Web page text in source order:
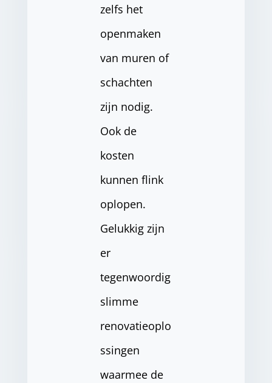
zelfs het
openmaken
van muren of
schachten
zijn nodig.
Ook de
kosten
kunnen flink
oplopen.
Gelukkig zijn
er
tegenwoordig
slimme
renovatieoplo
ssingen
waarmee de